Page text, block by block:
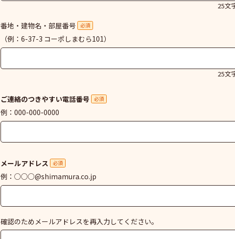
25文
番地・建物名・部屋番号 必須
（例：6-37-3 コーポしまむら101）
25文
ご連絡のつきやすい電話番号 必須
例：000-000-0000
メールアドレス 必須
例：○○○@shimamura.co.jp
確認のためメールアドレスを再入力してください。